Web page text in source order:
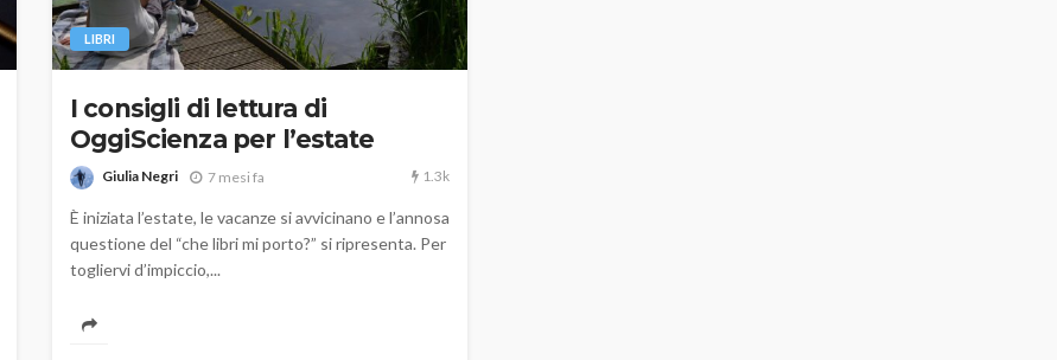
LIBRI
I consigli di lettura di
OggiScienza per l’estate
Giulia Negri 7 mesi fa 1.3k
È iniziata l’estate, le vacanze si avvicinano e l’annosa
questione del “che libri mi porto?” si ripresenta. Per
togliervi d’impiccio,...